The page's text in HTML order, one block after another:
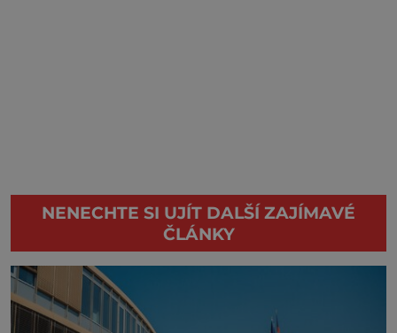
NENECHTE SI UJÍT DALŠÍ ZAJÍMAVÉ
ČLÁNKY